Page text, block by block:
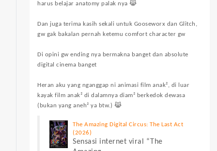
harus belajar anatomy palak nya 😹
Dan juga terima kasih sekali untuk Gooseworx dan Glitch,
gw gak bakalan pernah ketemu comfort character gw
Di opini gw ending nya bermakna banget dan absolute
digital cinema banget
Heran aku yang nganggap ni animasi film anak², di luar
kayak film anak² di dalamnya diam² berkedok dewasa
(bukan yang aneh² ya btw.) 😹
The Amazing Digital Circus: The Last Act
(2026)
Sensasi internet viral “The